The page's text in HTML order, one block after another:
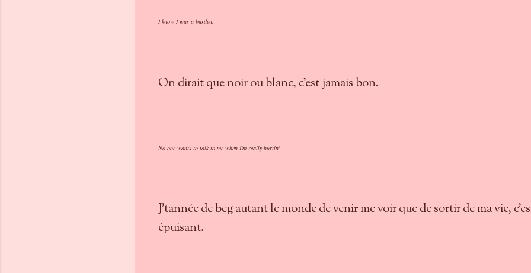
I know I was a burden.
On dirait que noir ou blanc, c'est jamais bon.
No-one wants to talk to me when I'm really hurtin'
J'tannée de beg autant le monde de venir me voir que de sortir de ma vie,
épuisant.